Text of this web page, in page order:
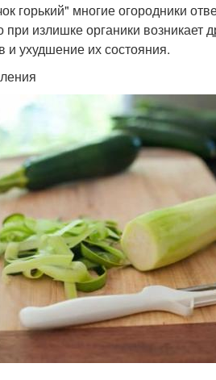
горький" многие огородники
излишке органики возникает
ухудшение их состояния.